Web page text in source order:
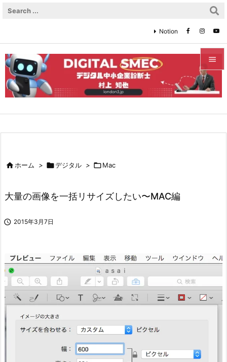


メニュ

Notion
ホーム > デジタル > Mac
大量の画像を一括リサイズしたい〜MAC編
 2015年3月7日